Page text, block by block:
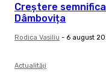
Creștere
Dâmbovița
Rodica Vasiliu - 6 august
Actualităţi